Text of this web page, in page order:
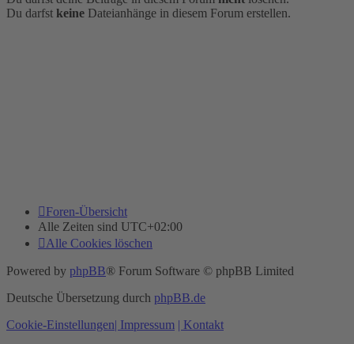
Du darfst keine Dateianhänge in diesem Forum erstellen.
Foren-Übersicht
Alle Zeiten sind UTC+02:00
Alle Cookies löschen
Powered by phpBB® Forum Software © phpBB Limited
Deutsche Übersetzung durch phpBB.de
Cookie-Einstellungen| Impressum | Kontakt